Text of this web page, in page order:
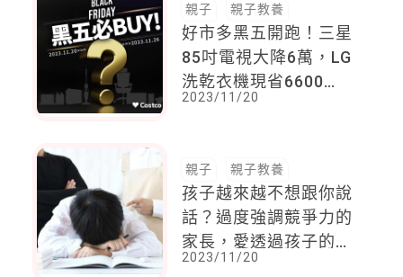
親子 親子教養
好市多黑五開跑！三星
85吋電視大降6萬，LG
洗乾衣機現省6600
元，每天「這時間」公
2023/11/20
親子 親子教養
孩子越來越不想跟你說
話？過度強調競爭力的
家長，愛透過孩子的成
就來榮耀自己，卻因此
2023/11/20